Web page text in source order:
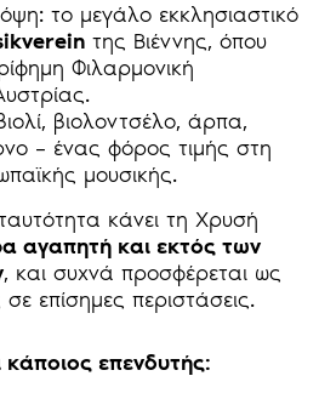
το μεγάλο εκκλησιαστικό
της Βιέννης, όπου
Φιλαρμονική
βιολοντσέλο, άρπα,
– ένας φόρος τιμής στη
μουσικής.
κάνει τη Χρυσή
αγαπητή και εκτός των
, και συχνά προσφέρεται ως
επίσημες περιστάσεις.
κάποιος επενδυτής: